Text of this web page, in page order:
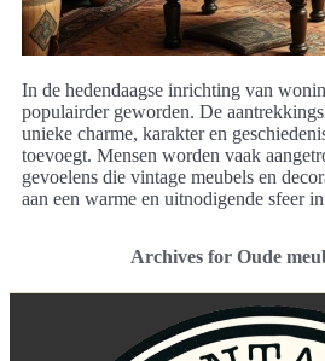
In de hedendaagse inrichting van
populairder geworden. De
unieke charme, karakter en
toevoegt. Mensen worden vaak
gevoelens die vintage meubels en
aan een warme en uitnodigende sfeer
Archives for Oude